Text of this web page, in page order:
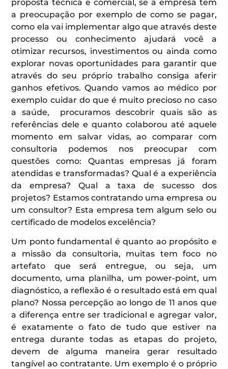
proposta técnica e comercial, se a empresa tem
a preocupação por exemplo de como se pagar,
como ela vai implementar algo que através deste
processo ou conhecimento ajudará você a
otimizar recursos, investimentos ou ainda como
explorar novas oportunidades para garantir que
através do seu próprio trabalho consiga aferir
ganhos efetivos. Quando vamos ao médico por
exemplo cuidar do que é muito precioso no caso
a saúde, procuramos descobrir quais são as
referências dele e quanto colaborou até aquele
momento em salvar vidas, ao comparar com
consultoria podemos nos preocupar com
questões como: Quantas empresas já foram
atendidas e transformadas? Qual é a experiência
da empresa? Qual a taxa de sucesso dos
projetos? Estamos contratando uma empresa ou
um consultor? Esta empresa tem algum selo ou
certificado de modelos excelência?
Um ponto fundamental é quanto ao propósito e
a missão da consultoria, muitas tem foco no
artefato que será entregue, ou seja, um
documento, uma planilha, um power-point, um
diagnóstico, a reflexão é o resultado está em qual
plano? Nossa percepção ao longo de 11 anos que
a diferença entre ser tradicional e agregar valor,
é exatamente o fato de tudo que estiver na
entrega durante todas as etapas do projeto,
devem de alguma maneira gerar resultado
tangível ao contratante. Um exemplo é o próprio